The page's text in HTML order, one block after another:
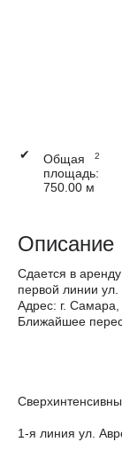
✔
Общая
площадь:
750.00 м
2
Описание
Сдается в
первой линии
Адрес: г.
Ближайшее
1-я линия ул.